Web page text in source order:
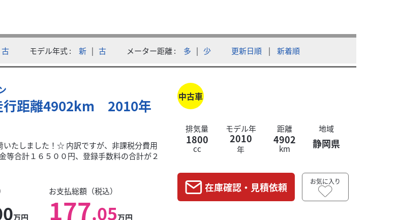
しました。おすすめポイント！エンジンガード、サイドバック、シーシーバー、リアキャリア、ヘルメットホルダ
古 モデル年式 新 | 古 メーター距離 多 | 少 更新日順 | 新着順
行距離4902km 2010年
いたしました！☆ 内訳ですが、非課税分費用
等合計１６５００円、登録手数料の合計が２
万円
お支払総額（税込）
177.05万円
中古車
排気量
1800
cc
モデル年
2010
年
距離
4902
km
地域
静岡県
在庫確認・見積依頼 お気に入り